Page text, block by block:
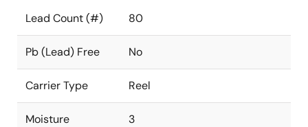
Lead Count (#) 80
Pb (Lead) Free No
Carrier Type Reel
Moisture
3